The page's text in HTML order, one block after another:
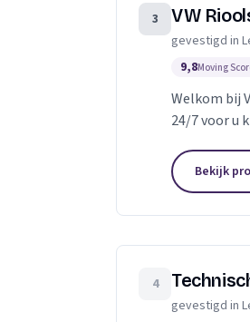
3 VW
gevestigd in
9,8Moving
Welkom bij
24/7 voor u
Bekijk
4
gevestigd in